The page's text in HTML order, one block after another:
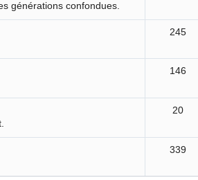
générations confondues.
245
146
20
339